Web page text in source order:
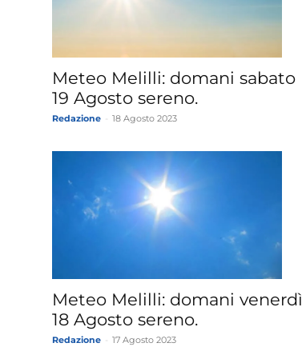
Meteo Melilli: domani sabato
19 Agosto sereno.
Redazione 18 Agosto 2023
Meteo Melilli: domani venerdì
18 Agosto sereno.
Redazione 17 Agosto 2023